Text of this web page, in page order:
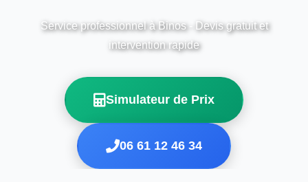
Service professionnel à Binos - Devis gratuit et
intervention rapide
Simulateur de Prix
06 61 12 46 34